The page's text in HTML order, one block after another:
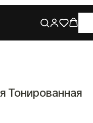
Тонированная